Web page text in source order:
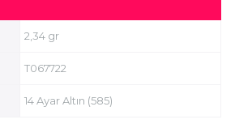
2,34 gr
T067722
14 Ayar Altın (585)